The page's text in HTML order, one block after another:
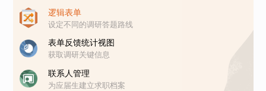
逻辑表单
设定不同的调研答题路线
表单反馈统计视图
获取调研关键信息
联系人管理
为应届生建立求职档案